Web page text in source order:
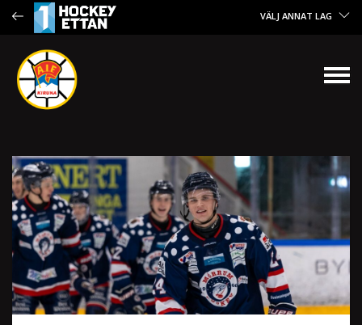
VÄLJ ANNAT LAG